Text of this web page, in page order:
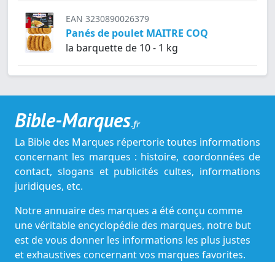
EAN 3230890026379
Panés de poulet MAITRE COQ
la barquette de 10 - 1 kg
Bible-Marques.fr
La Bible des Marques répertorie toutes informations
concernant les marques : histoire, coordonnées de
contact, slogans et publicités cultes, informations
juridiques, etc.
Notre annuaire des marques a été conçu comme
une véritable encyclopédie des marques, notre but
est de vous donner les informations les plus justes
et exhaustives concernant vos marques favorites.